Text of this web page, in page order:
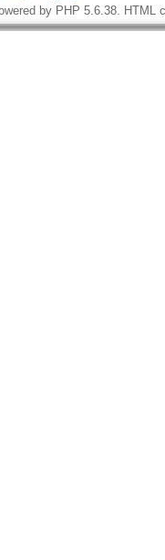
by PHP 5.6.38. HTML